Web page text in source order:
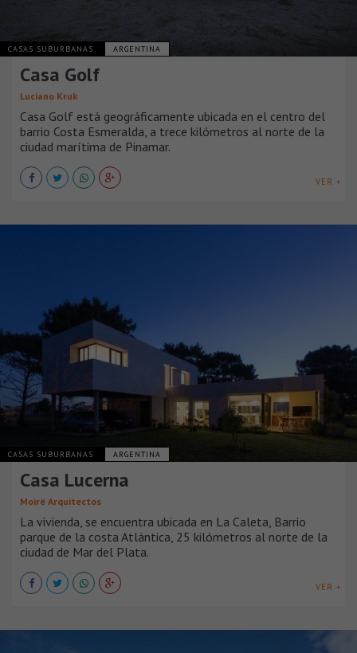
CASAS SUBURBANAS ARGENTINA
Casa Golf
Luciano Kruk
Casa Golf está geográficamente ubicada en el centro del
barrio Costa Esmeralda, a trece kilómetros al norte de la
ciudad marítima de Pinamar.
VER +
CASAS SUBURBANAS ARGENTINA
Casa Lucerna
Moirë Arquitectos
La vivienda, se encuentra ubicada en La Caleta, Barrio
parque de la costa Atlántica, 25 kilómetros al norte de la
ciudad de Mar del Plata.
VER +